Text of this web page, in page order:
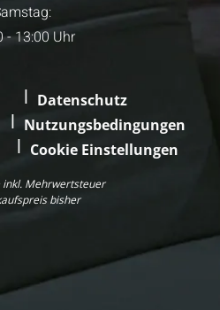
- 13:00 Uhr
Datenschutz
Nutzungsbedingungen
Cookie Einstellungen
inkl. Mehrwertsteuer
bisher